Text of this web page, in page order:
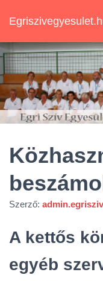
Szerző: admin.egrisziv
A kettős
egyéb